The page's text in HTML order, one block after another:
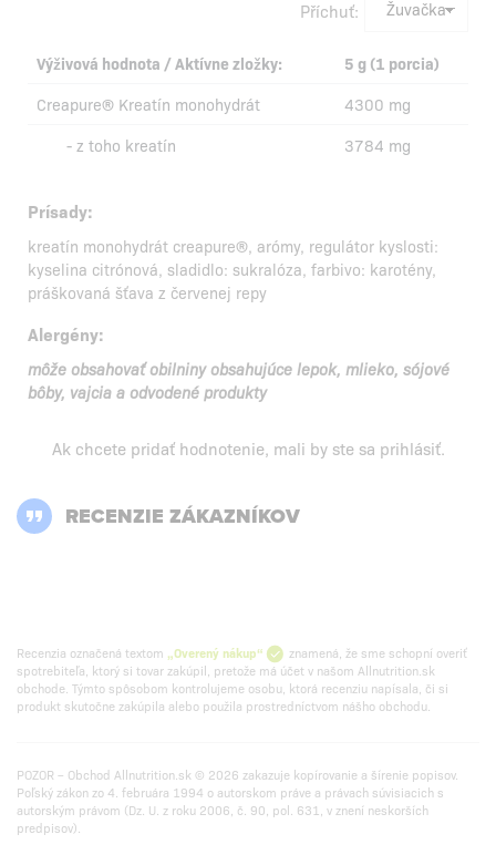
Příchuť:
Výživová hodnota / Aktívne zložky:
5 g (1 porcia)
Creapure® Kreatín monohydrát
4300 mg
- z toho kreatín
3784 mg
Prísady:
kreatín monohydrát creapure®, arómy, regulátor kyslosti:
kyselina citrónová, sladidlo: sukralóza, farbivo: karotény,
práškovaná šťava z červenej repy
Alergény:
môže obsahovať obilniny obsahujúce lepok, mlieko, sójové
bôby, vajcia a odvodené produkty
Ak chcete pridať hodnotenie, mali by ste sa prihlásiť.
RECENZIE ZÁKAZNÍKOV
Recenzia označená textom „Overený nákup“
znamená, že sme schopní overiť
spotrebiteľa, ktorý si tovar zakúpil, pretože má účet v našom Allnutrition.sk
obchode. Týmto spôsobom kontrolujeme osobu, ktorá recenziu napísala, či si
produkt skutočne zakúpila alebo použila prostredníctvom nášho obchodu.
POZOR – Obchod Allnutrition.sk © 2026 zakazuje kopírovanie a šírenie popisov.
Poľský zákon zo 4. februára 1994 o autorskom práve a právach súvisiacich s
autorským právom (Dz. U. z roku 2006, č. 90, pol. 631, v znení neskorších
predpisov).